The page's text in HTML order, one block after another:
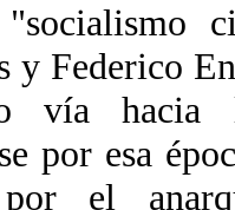
y Federico
vía hacia
por esa
por el